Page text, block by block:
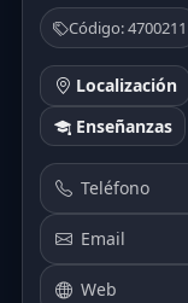
Código: 4700211
Localización
Enseñanzas
Teléfono
Email
Web